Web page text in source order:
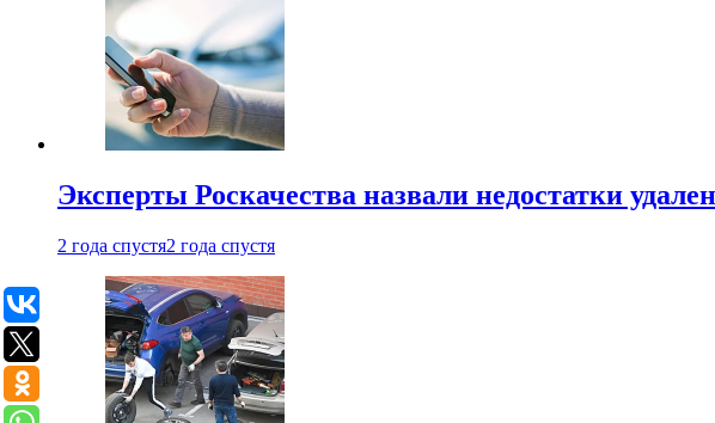
Эксперты Роскачества назвали недостатки
2 года спустя2 года спустя